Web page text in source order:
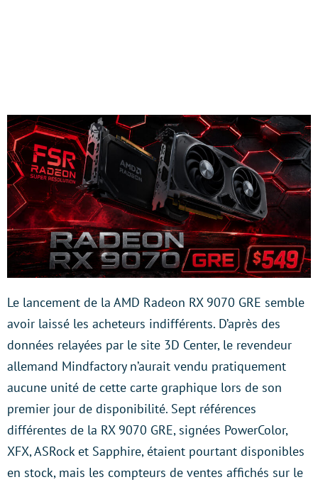
Le lancement de la AMD Radeon RX 9070 GRE semble
avoir laissé les acheteurs indifférents. D’après des
données relayées par le site 3D Center, le revendeur
allemand Mindfactory n’aurait vendu pratiquement
aucune unité de cette carte graphique lors de son
premier jour de disponibilité. Sept références
différentes de la RX 9070 GRE, signées PowerColor,
XFX, ASRock et Sapphire, étaient pourtant disponibles
en stock, mais les compteurs de ventes affichés sur le